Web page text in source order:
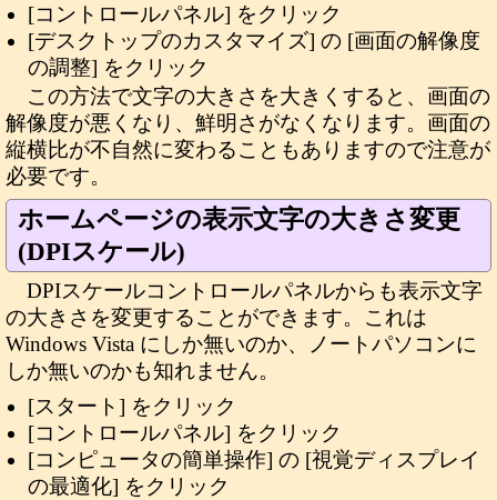
[コントロールパネル] をクリック
[デスクトップのカスタマイズ] の [画面の解像度
の調整] をクリック
この方法で文字の大きさを大きくすると、画面の
解像度が悪くなり、鮮明さがなくなります。画面の
縦横比が不自然に変わることもありますので注意が
必要です。
ホームページの表示文字の大きさ変更
(DPIスケール)
DPIスケールコントロールパネルからも表示文字
の大きさを変更することができます。これは
Windows Vista にしか無いのか、ノートパソコンに
しか無いのかも知れません。
[スタート] をクリック
[コントロールパネル] をクリック
[コンピュータの簡単操作] の [視覚ディスプレイ
の最適化] をクリック